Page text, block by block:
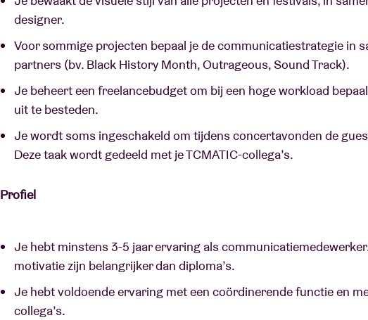
designer.
Voor sommige projecten bepaal je de communicatiestrategie in
partners (bv. Black History Month, Outrageous, Sound Track).
Je beheert een freelancebudget om bij een hoge workload
uit te besteden.
Je wordt soms ingeschakeld om tijdens concertavonden de
Deze taak wordt gedeeld met je TCMATIC-collega’s.
Profiel
Je hebt minstens 3-5 jaar ervaring als
motivatie zijn belangrijker dan diploma’s.
Je hebt voldoende ervaring met een coördinerende functie en
collega’s.